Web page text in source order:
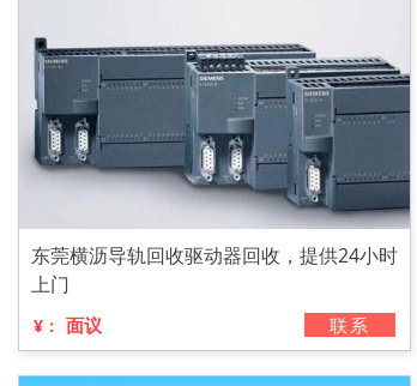
东莞横沥导轨回收驱动器回收，提供24小时
上门
¥： 面议 联系